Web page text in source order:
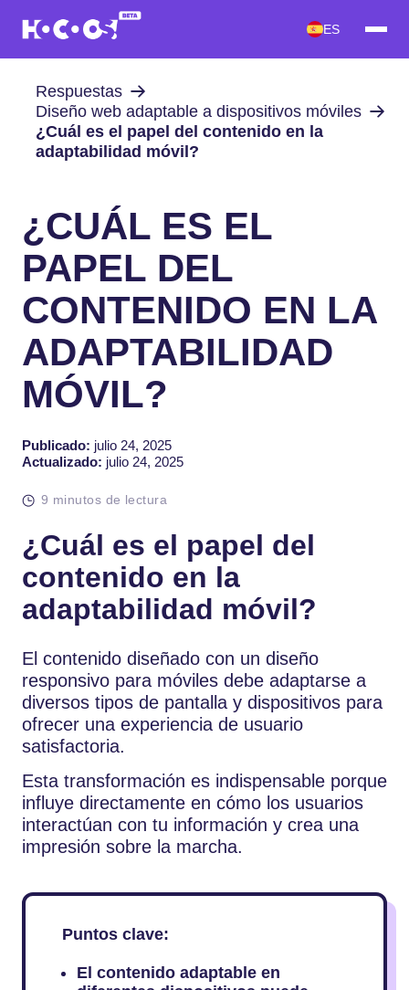
ES
Respuestas
Diseño web adaptable a dispositivos móviles
¿Cuál es el papel del contenido en la
adaptabilidad móvil?
¿CUÁL ES EL
PAPEL DEL
CONTENIDO EN LA
ADAPTABILIDAD
MÓVIL?
Publicado: julio 24, 2025
Actualizado: julio 24, 2025
9 minutos de lectura
¿Cuál es el papel del
contenido en la
adaptabilidad móvil?
El contenido diseñado con un diseño
responsivo para móviles debe adaptarse a
diversos tipos de pantalla y dispositivos para
ofrecer una experiencia de usuario
satisfactoria.
Esta transformación es indispensable porque
influye directamente en cómo los usuarios
interactúan con tu información y crea una
impresión sobre la marcha.
Puntos clave:
El contenido adaptable en